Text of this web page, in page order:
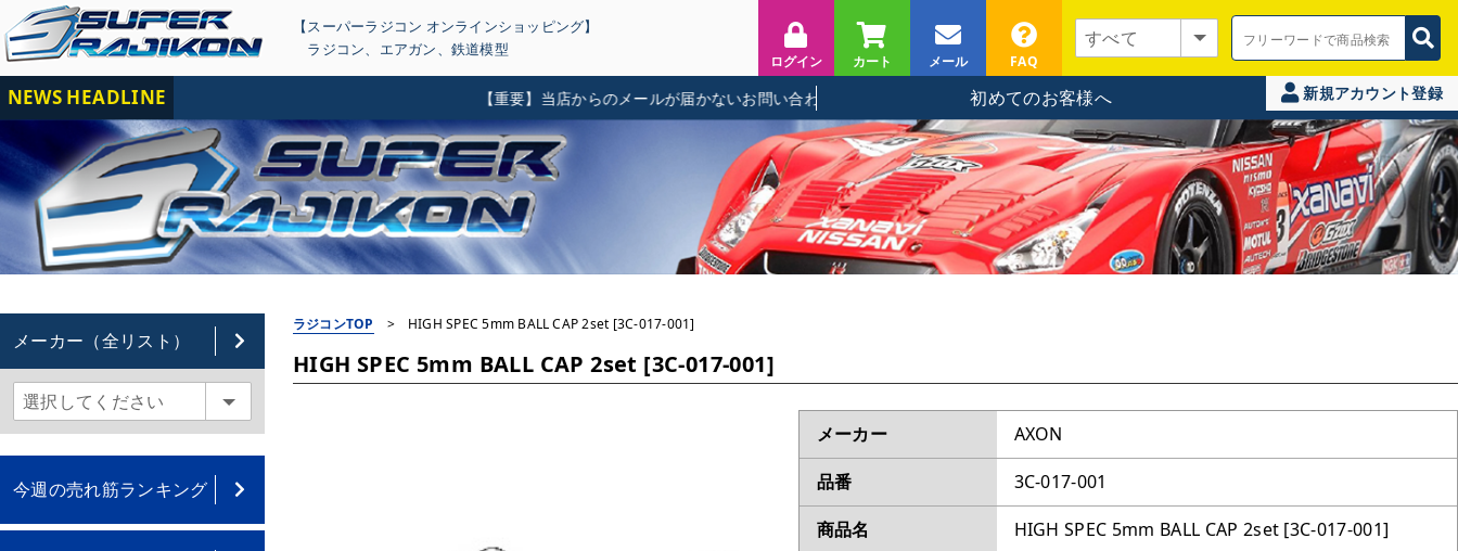
【スーパーラジコン オンラインショッピング】
ラジコン、 エアガン、 鉄道模型
ログイン カート メール FAQ
NEWS HEADLINE 【重要】当店からのメールが届かないお問い合わせに関して 初めてのお客様へ 新規アカウント登録
メーカー（全リスト）
今週の売れ筋ランキング
ラジコンTOP > HIGH SPEC 5mm BALL CAP 2set [3C-017-001]
HIGH SPEC 5mm BALL CAP 2set [3C-017-001]
メーカー
AXON
品番
3C-017-001
商品名
HIGH SPEC 5mm BALL CAP 2set [3C-017-001]